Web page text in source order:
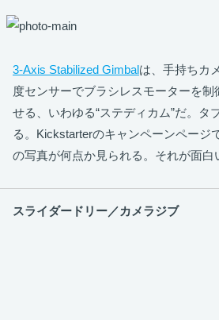
3-Axis Stabilized Gimbalは、手持ちカ
度センサーでブラシレスモーターを制
せる、いわゆる“ステディカム”だ。タ
る。Kickstarterのキャンペーンページ
の写真が何点か見られる。それが面白
スライダードリー／カメラジブ